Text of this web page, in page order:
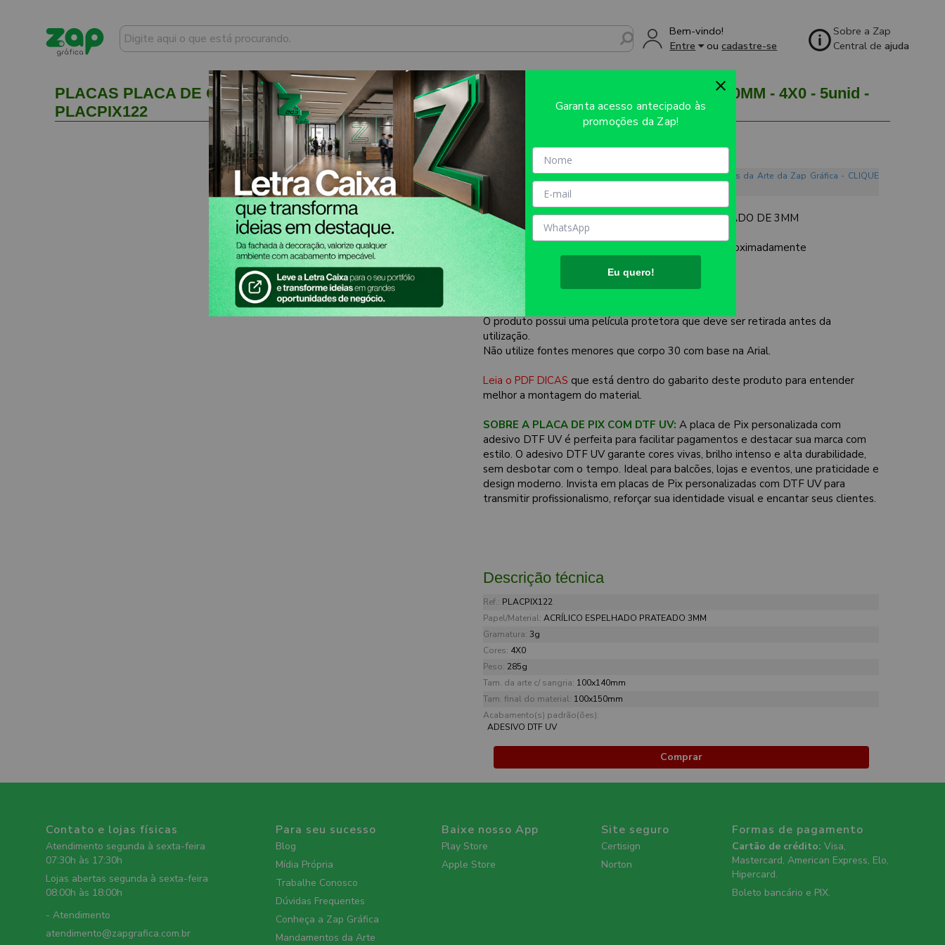
Bem-vindo!
Entre
oucadastre-se
Sobre a Zap
Central deajuda
PLACAS PLACA DE QR CODE PIX DTF UV ACRÍLICO ESPELHADO PRATEADO 3MM 100X150MM - 4X0 - 5unid -
PLACPIX122
Sobre o produto
Evite refugos e erros de impressão. Conheça os Mandamentos da Arte da Zap Gráfica - CLIQUE
MATÉRIA PRIMA:ACRÍLICO ESPELHADO PRATEADO DE 3MM
TAMANHO FINAL DO PRODUTO: 100x150mm aproximadamente
TIPO DE IMPRESSÃO: DTF UV
INFORMAÇÕES IMPORTANTES:
O produto possui uma película protetora que deve ser retirada antes da
utilização.
Não utilize fontes menores que corpo 30 com base na Arial.
Leia o PDF DICAS que está dentro do gabarito deste produto para entender
melhor a montagem do material.
SOBRE A PLACA DE PIX COM DTF UV: A placa de Pix personalizada com
adesivo DTF UV é perfeita para facilitar pagamentos e destacar sua marca com
estilo. O adesivo DTF UV garante cores vivas, brilho intenso e alta durabilidade,
sem desbotar com o tempo. Ideal para balcões, lojas e eventos, une praticidade e
design moderno. Invista em placas de Pix personalizadas com DTF UV para
transmitir profissionalismo, reforçar sua identidade visual e encantar seus clientes.
Descrição técnica
Ref.: PLACPIX122
Papel/Material: ACRÍLICO ESPELHADO PRATEADO 3MM
Gramatura: 3g
Cores: 4X0
Peso: 285g
Tam. da arte c/ sangria: 100x140mm
Tam. final do material: 100x150mm
Acabamento(s) padrão(ões):
ADESIVO DTF UV
Comprar
Contato e lojas físicas
Atendimento segunda à sexta-feira
07:30h às 17:30h
Lojas abertas segunda à sexta-feira
08:00h às 18:00h
- Atendimento
atendimento@zapgrafica.com.br
Para seu sucesso
Blog
Mídia Própria
Trabalhe Conosco
Dúvidas Frequentes
Conheça a Zap Gráfica
Mandamentos da Arte
Baixe nosso App
Play Store
Apple Store
Site seguro
Certisign
Norton
Formas de pagamento
Cartão de crédito: Visa,
Mastercard, American Express, Elo,
Hipercard.
Boleto bancário e PIX.
Garanta acesso antecipado às
promoções da Zap!
Eu quero!